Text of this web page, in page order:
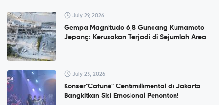
July 29, 2026
Gempa Magnitudo 6,8 Guncang Kumamoto
Jepang: Kerusakan Terjadi di Sejumlah Area
July 23, 2026
Konser”Cafuné" Centimillimental di Jakarta
Bangkitkan Sisi Emosional Penonton!